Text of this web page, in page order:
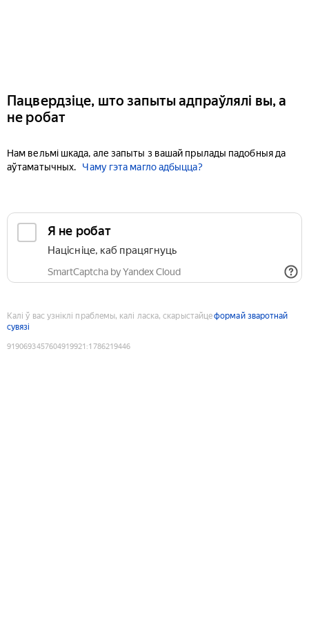
Пацвердзіце, што запыты адпраўлялі вы, а
не робат
Нам вельмі шкада, але запыты з вашай прылады падобныя да
аўтаматычных.
Чаму гэта магло адбыцца?
Я не робат
Націсніце, каб працягнуць
SmartCaptcha by Yandex Cloud
Калі ў вас узніклі праблемы, калі ласка, скарыстайцеформай зваротнай
сувязі
9190693457604919921 :1786219446